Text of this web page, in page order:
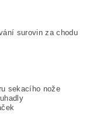
surovin za chodu
sekacího nože